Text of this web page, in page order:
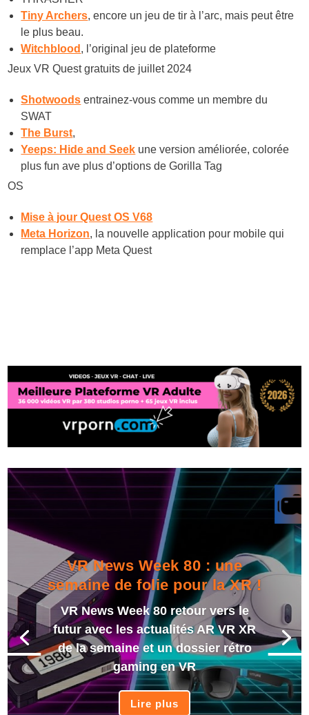
Tiny Archers, encore un jeu de tir à l’arc, mais peut être
le plus beau.
Witchblood , l’original jeu de plateforme
Jeux VR Quest gratuits de juillet 2024
Shotwoods entrainez-vous comme un membre du
SWAT
The Burst,
Yeeps: Hide and Seek une version améliorée, colorée
plus fun ave plus d’options de Gorilla Tag
OS
Mise à jour Quest OS V68
Meta Horizon, la nouvelle application pour mobile qui
remplace l’app Meta Quest
VR News Week 80 : une
semaine de folie pour la XR !
VR News Week 80 retour vers le
futur avec les actualités AR VR XR
de la semaine et un dossier rétro
gaming en VR
Lire plus